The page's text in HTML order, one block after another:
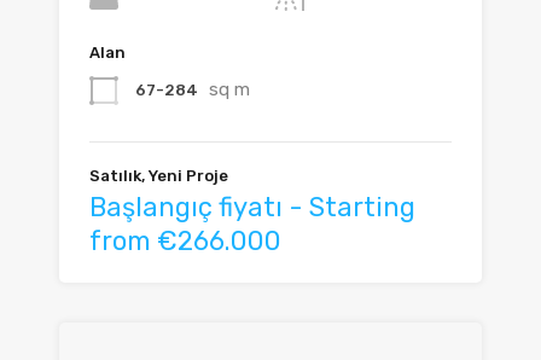
Alan
67-284 sq m
Satılık, Yeni Proje
Başlangıç fiyatı - Starting
from €266.000